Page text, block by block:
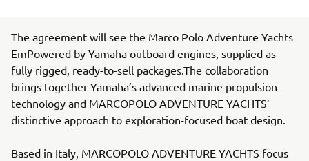
The agreement will see the Marco Polo Adventure Yachts
EmPowered by Yamaha outboard engines, supplied as
fully rigged, ready-to-sell packages.The collaboration
brings together Yamaha’s advanced marine propulsion
technology and MARCOPOLO ADVENTURE YACHTS’
distinctive approach to exploration-focused boat design.
Based in Italy, MARCOPOLO ADVENTURE YACHTS focus